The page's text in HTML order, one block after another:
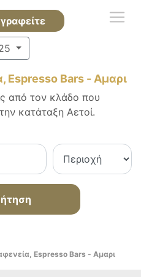
Espresso Bars - Αμαρι
από τον κλάδο που
κατάταξη Αετοί.
Espresso Bars - Αμαρι